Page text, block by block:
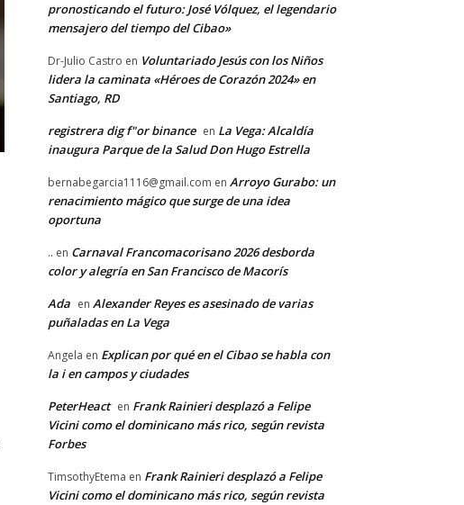
pronosticando el futuro: José Vólquez, el legendario
mensajero del tiempo del Cibao»
Dr-Julio Castro en Voluntariado Jesús con los Niños
lidera la caminata «Héroes de Corazón 2024» en
Santiago, RD
registrera dig f"or binance en La Vega: Alcaldía
inaugura Parque de la Salud Don Hugo Estrella
bernabegarcia1116@gmail.com en Arroyo Gurabo: un
renacimiento mágico que surge de una idea
oportuna
.. en Carnaval Francomacorisano 2026 desborda
color y alegría en San Francisco de Macorís
Ada en Alexander Reyes es asesinado de varias
puñaladas en La Vega
Angela en Explican por qué en el Cibao se habla con
la i en campos y ciudades
PeterHeact en Frank Rainieri desplazó a Felipe
Vicini como el dominicano más rico, según revista
Forbes
TimsothyEtema en Frank Rainieri desplazó a Felipe
Vicini como el dominicano más rico, según revista